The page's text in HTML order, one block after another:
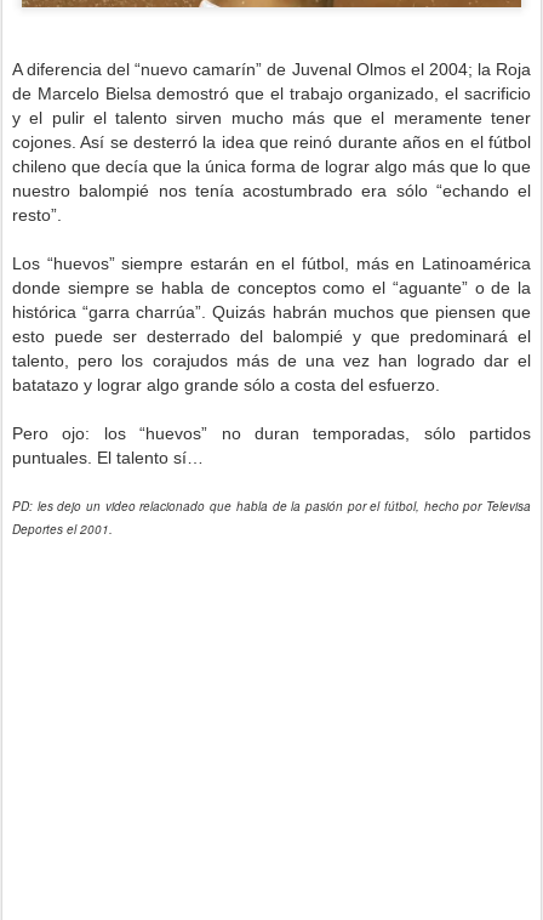
A diferencia del “nuevo camarín” de Juvenal Olmos el 2004; la Roja
de Marcelo Bielsa demostró que el trabajo organizado, el sacrificio
y el pulir el talento sirven mucho más que el meramente tener
cojones. Así se desterró la idea que reinó durante años en el fútbol
chileno que decía que la única forma de lograr algo más que lo que
nuestro balompié nos tenía acostumbrado era sólo “echando el
resto”.
Los “huevos” siempre estarán en el fútbol, más en Latinoamérica
donde siempre se habla de conceptos como el “aguante” o de la
histórica “garra charrúa”. Quizás habrán muchos que piensen que
esto puede ser desterrado del balompié y que predominará el
talento, pero los corajudos más de una vez han logrado dar el
batatazo y lograr algo grande sólo a costa del esfuerzo.
Pero ojo: los “huevos” no duran temporadas, sólo partidos
puntuales. El talento sí…
PD: les dejo un video relacionado que habla de la pasión por el fútbol, hecho por Televisa
Deportes el 2001.